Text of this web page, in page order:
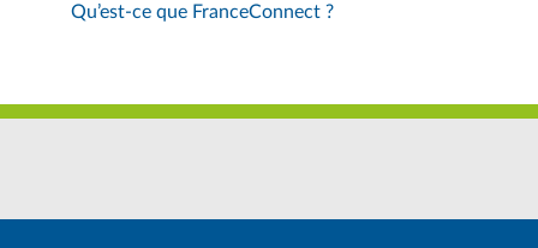
Qu’est-ce que FranceConnect ?